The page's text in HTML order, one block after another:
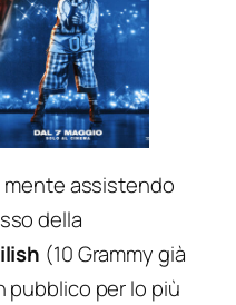
mente assistendo
della
(10 Grammy già
pubblico per lo più